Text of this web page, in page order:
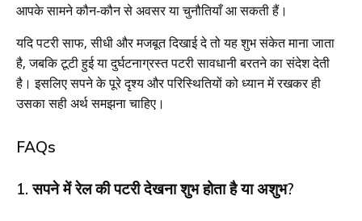
आपके सामने कौन-कौन से अवसर या चुनौतियाँ आ सकती हैं।
यदि पटरी साफ, सीधी और मजबूत दिखाई दे तो यह शुभ संकेत माना जाता
है, जबकि टूटी हुई या दुर्घटनाग्रस्त पटरी सावधानी बरतने का संदेश देती
है। इसलिए सपने के पूरे दृश्य और परिस्थितियों को ध्यान में रखकर ही
उसका सही अर्थ समझना चाहिए।
FAQs
1. सपने में रेल की पटरी देखना शुभ होता है या अशुभ?